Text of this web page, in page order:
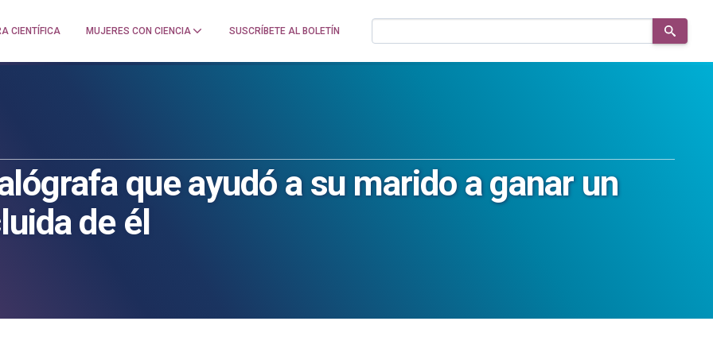
CIENTÍFICA MUJERES CON CIENCIA SUSCRÍBETE AL BOLETÍN
en
el
que ayudó a su marido a ganar un
de él